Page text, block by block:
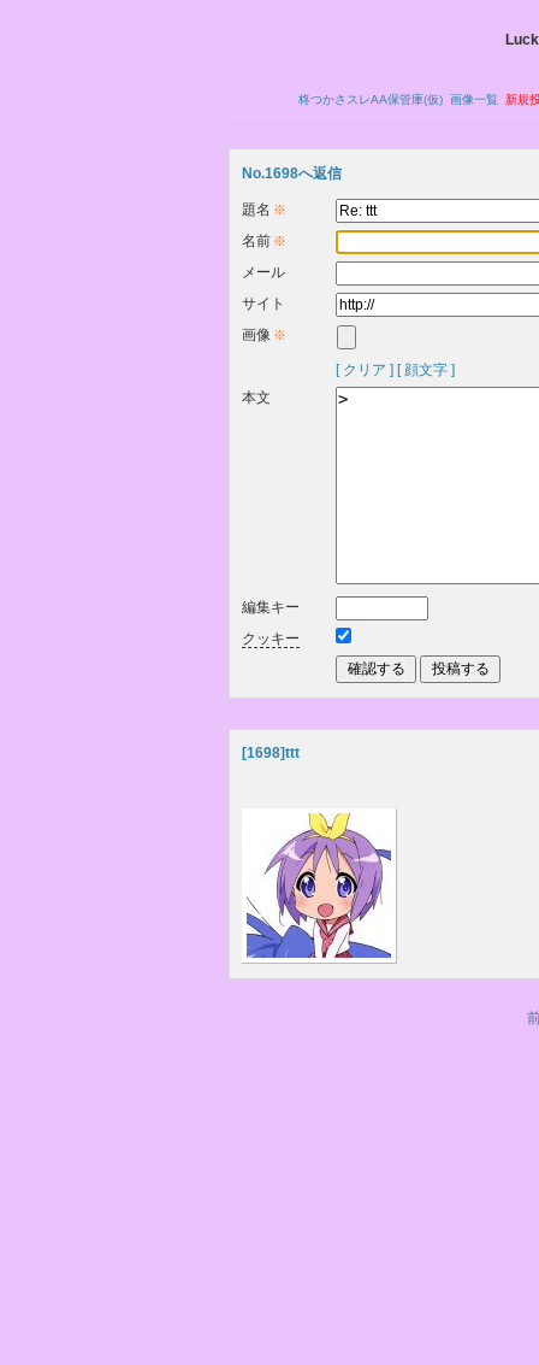
柊つかさスレAA保管庫(仮) 画像一覧 新規
No.1698へ返信
題名 ※
名前 ※
メール
サイト
画像 ※
[ クリア ] [ 顔文字 ]
本文
編集キー
クッキー
[1698]ttt